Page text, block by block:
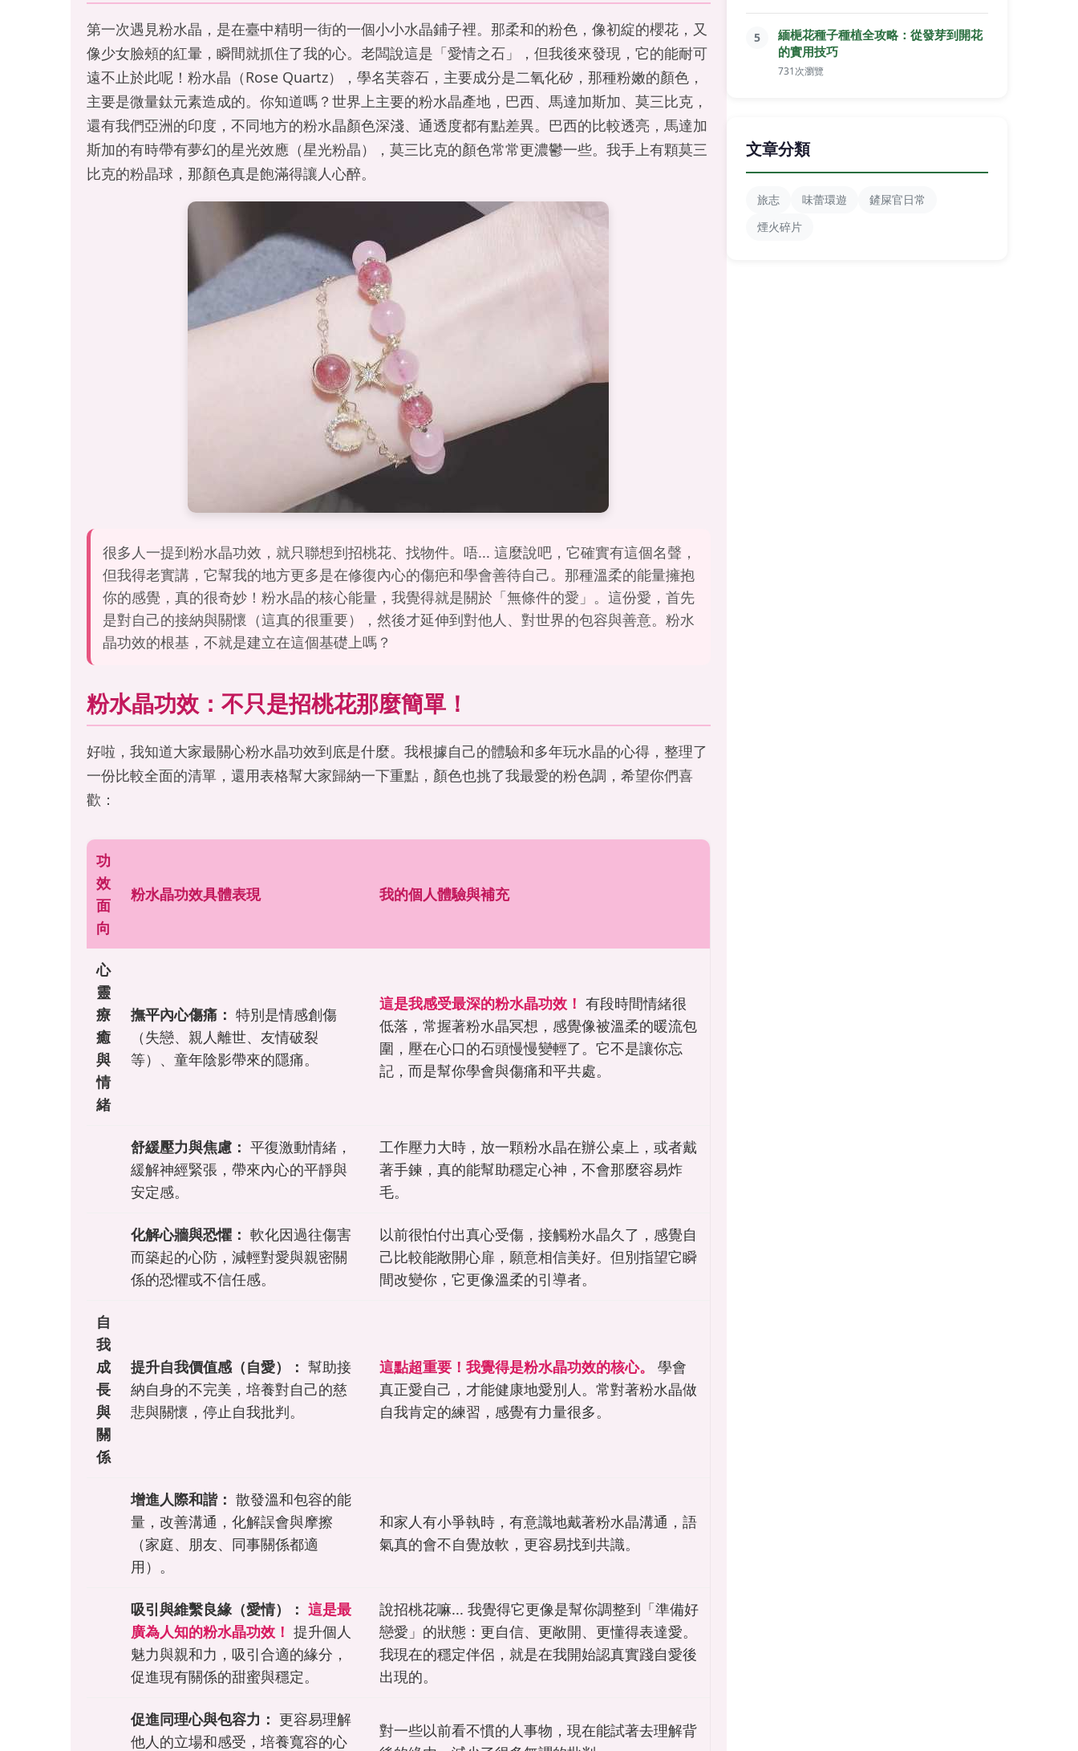
第一次遇見粉水晶，是在臺中精明一街的一個小小水晶鋪子裡。那柔和的粉色，像初綻的櫻花，又
像少女臉頰的紅暈，瞬間就抓住了我的心。老闆說這是「愛情之石」，但我後來發現，它的能耐可
遠不止於此呢！粉水晶（Rose Quartz），學名芙蓉石，主要成分是二氧化矽，那種粉嫩的顏色，
主要是微量鈦元素造成的。你知道嗎？世界上主要的粉水晶產地，巴西、馬達加斯加、莫三比克，
還有我們亞洲的印度，不同地方的粉水晶顏色深淺、通透度都有點差異。巴西的比較透亮，馬達加
斯加的有時帶有夢幻的星光效應（星光粉晶），莫三比克的顏色常常更濃鬱一些。我手上有顆莫三
比克的粉晶球，那顏色真是飽滿得讓人心醉。
很多人一提到粉水晶功效，就只聯想到招桃花、找物件。唔... 這麼說吧，它確實有這個名聲，
但我得老實講，它幫我的地方更多是在修復內心的傷疤和學會善待自己。那種溫柔的能量擁抱
你的感覺，真的很奇妙！粉水晶的核心能量，我覺得就是關於「無條件的愛」。這份愛，首先
是對自己的接納與關懷（這真的很重要），然後才延伸到對他人、對世界的包容與善意。粉水
晶功效的根基，不就是建立在這個基礎上嗎？
粉水晶功效：不只是招桃花那麼簡單！
好啦，我知道大家最關心粉水晶功效到底是什麼。我根據自己的體驗和多年玩水晶的心得，整理了
一份比較全面的清單，還用表格幫大家歸納一下重點，顏色也挑了我最愛的粉色調，希望你們喜
歡：
功
效
面
向
粉水晶功效具體表現 我的個人體驗與補充
心
靈
療
癒
與
情
緒
撫平內心傷痛： 特別是情感創傷
（失戀、親人離世、友情破裂
等）、童年陰影帶來的隱痛。
這是我感受最深的粉水晶功效！ 有段時間情緒很
低落，常握著粉水晶冥想，感覺像被溫柔的暖流包
圍，壓在心口的石頭慢慢變輕了。它不是讓你忘
記，而是幫你學會與傷痛和平共處。
舒緩壓力與焦慮： 平復激動情緒，
緩解神經緊張，帶來內心的平靜與
安定感。
工作壓力大時，放一顆粉水晶在辦公桌上，或者戴
著手鍊，真的能幫助穩定心神，不會那麼容易炸
毛。
化解心牆與恐懼： 軟化因過往傷害
而築起的心防，減輕對愛與親密關
係的恐懼或不信任感。
以前很怕付出真心受傷，接觸粉水晶久了，感覺自
己比較能敞開心扉，願意相信美好。但別指望它瞬
間改變你，它更像溫柔的引導者。
自
我
成
長
與
關
係
提升自我價值感（自愛）： 幫助接
納自身的不完美，培養對自己的慈
悲與關懷，停止自我批判。
這點超重要！我覺得是粉水晶功效的核心。
學會
真正愛自己，才能健康地愛別人。常對著粉水晶做
自我肯定的練習，感覺有力量很多。
增進人際和諧： 散發溫和包容的能
量，改善溝通，化解誤會與摩擦
（家庭、朋友、同事關係都適
用）。
和家人有小爭執時，有意識地戴著粉水晶溝通，語
氣真的會不自覺放軟，更容易找到共識。
吸引與維繫良緣（愛情）： 這是最
廣為人知的粉水晶功效！ 提升個人
魅力與親和力，吸引合適的緣分，
促進現有關係的甜蜜與穩定。
說招桃花嘛... 我覺得它更像是幫你調整到「準備好
戀愛」的狀態：更自信、更敞開、更懂得表達愛。
我現在的穩定伴侶，就是在我開始認真實踐自愛後
出現的。
促進同理心與包容力： 更容易理解
他人的立場和感受，培養寬容的心
對一些以前看不慣的人事物，現在能試著去理解背
5
緬梔花種子種植全攻略：從發芽到開花
的實用技巧
731次瀏覽
文章分類
旅志 味蕾環遊
鏟屎官日常
煙火碎片